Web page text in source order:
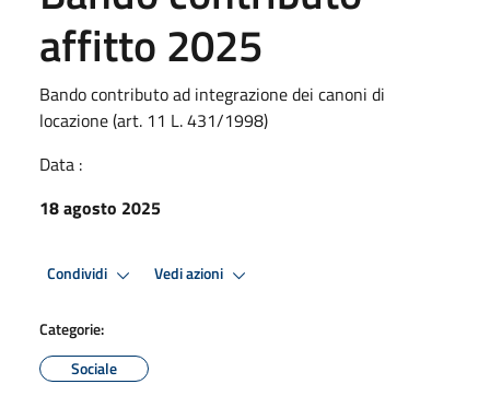
affitto 2025
Bando contributo ad integrazione dei canoni di
locazione (art. 11 L. 431/1998)
Data :
18 agosto 2025
Condividi Vedi azioni
Categorie:
Sociale